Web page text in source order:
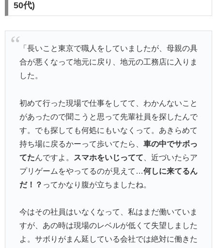
50代)
「長いこと東京で職人をしていましたが、母親の具
合が悪くなって地元に戻り、地元の工務店に入りま
した。
初めて行った現場で仕事をしてて、わかんないこと
があったので聞こうと思って先輩社員を探したんで
す。でも探しても何処にもいなくって。あきらめて
持ち場に戻るかーって歩いてたら、 車の中でサボっ
てたんですよ。 スマホをいじってて 、近づいたらア
プリゲームをやってるのが見えて…何しに来てるん
だ！？ ってかなり腹が立ちましたね。
今はその社員はいなくなって、私はまだ働いていま
すが、あの時は現場のレベルが低くて失望しました
よ。サボりがまん延している会社では絶対に働きた